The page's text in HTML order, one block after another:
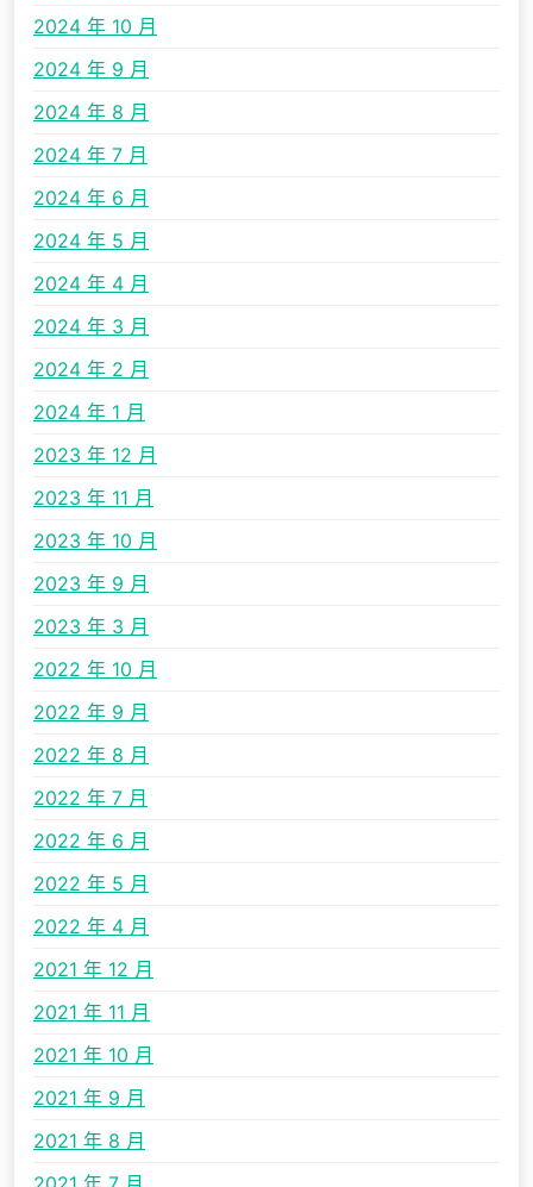
2024 年 10 月
2024 年 9 月
2024 年 8 月
2024 年 7 月
2024 年 6 月
2024 年 5 月
2024 年 4 月
2024 年 3 月
2024 年 2 月
2024 年 1 月
2023 年 12 月
2023 年 11 月
2023 年 10 月
2023 年 9 月
2023 年 3 月
2022 年 10 月
2022 年 9 月
2022 年 8 月
2022 年 7 月
2022 年 6 月
2022 年 5 月
2022 年 4 月
2021 年 12 月
2021 年 11 月
2021 年 10 月
2021 年 9 月
2021 年 8 月